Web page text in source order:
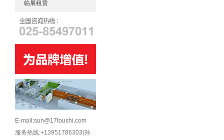
临展租赁
E-mail:sun@17toushi.com
服务热线:+13951786303(孙